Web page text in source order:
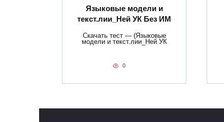
Языковые модели и
текст.лии_Ней УК Без ИМ
Скачать тест — (Языковые
модели и текст.лии_Ней УК
0